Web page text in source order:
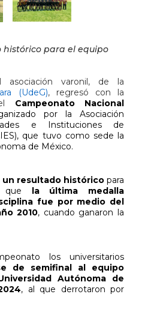
histórico para el equipo
varonil, de la
(UdeG), regresó con la
Campeonato Nacional
por la Asociación
e Instituciones de
que tuvo como sede la
de México.
resultado históricopara
que la última medalla
fue por medio del
2010, cuando ganaron la
los universitarios
de semifinal al equipo
Autónoma de
, al que derrotaron por